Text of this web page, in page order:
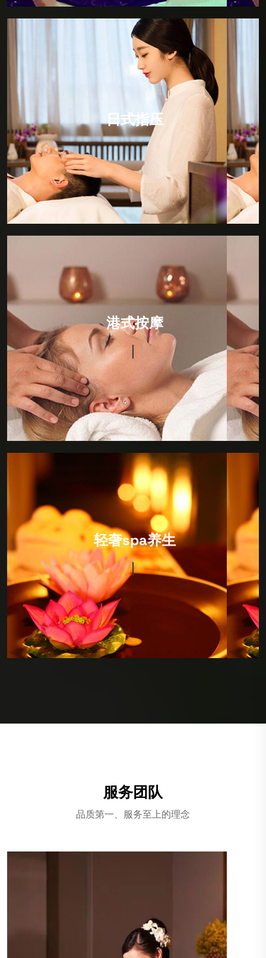
日式指压
日式指压
日式指压，所谓“日式按摩”是以中医推拿为基本的手
法。因为中国文化对日本的影响是根深蒂固的。日式按
摩就是点道手法的具体应用，所以日式按摩的主要作用
点就是人体的动脉血管，通过人体动脉血管的三玄性空
间运动规律对人体的经脉进行比较有效的调节，所以日
式按摩是比较简单的，但却是寓意深刻的保健按摩方
法。
港式按摩
港式按摩
选用纯天然植物提炼而成的精华原液,结合专用护肤按摩
油，秉承物理学和生物学的原理，以缓慢轻柔的动作对
人体进行按压、摩擦、推拿。按摩手法细腻、指间节奏
感强。从而达到刺激皮肤神经，具有排毒、润肤养颜、
消脂纤体、提神醒脑、舒经活络、养肾补元、改善和平
衡新陈代谢功效;即刻消除精神疲劳，舒缓焦虑及紧张功
能，并有利于多种慢性疾病的康复。
轻奢spa养生
IT Consultancy
环境以日式风格为主，装修设计很有风格，硬件设施非
常完善，卫生细节做的很出色，包括拖鞋都会当你面消
毒！价格很合适，因为综合性很强，所以喜欢深度SPA
护理的朋友可以来看看
服务团队
品质第一、服务至上的理念